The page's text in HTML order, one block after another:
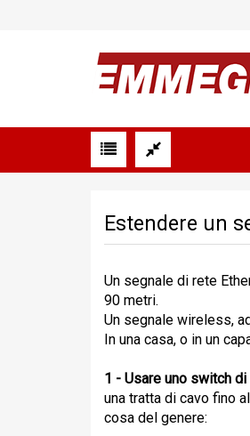
Estendere un
Un segnale di rete
90 metri.
Un segnale wireless,
In una casa, o in un
1 - Usare uno switch di
una tratta di cavo fino
cosa del genere: